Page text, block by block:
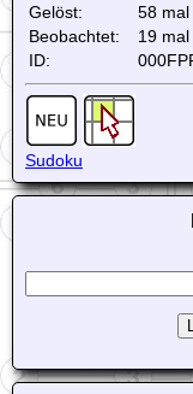
Gelöst:
58 mal
Beobachtet:
19 mal
ID:
Sudoku